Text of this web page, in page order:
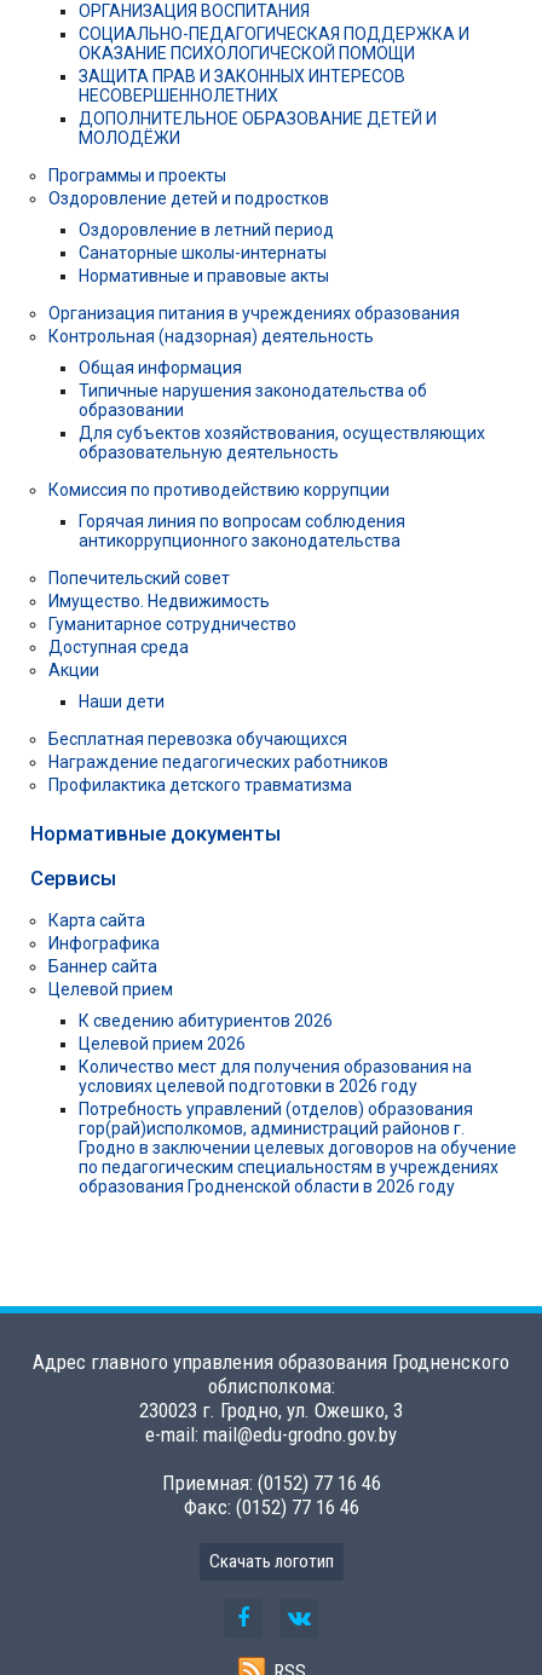
ОРГАНИЗАЦИЯ ВОСПИТАНИЯ
СОЦИАЛЬНО-ПЕДАГОГИЧЕСКАЯ ПОДДЕРЖКА И
ОКАЗАНИЕ ПСИХОЛОГИЧЕСКОЙ ПОМОЩИ
ЗАЩИТА ПРАВ И ЗАКОННЫХ ИНТЕРЕСОВ
НЕСОВЕРШЕННОЛЕТНИХ
ДОПОЛНИТЕЛЬНОЕ ОБРАЗОВАНИЕ ДЕТЕЙ И
МОЛОДЁЖИ
Программы и проекты
Оздоровление детей и подростков
Оздоровление в летний период
Санаторные школы-интернаты
Нормативные и правовые акты
Организация питания в учреждениях образования
Контрольная (надзорная) деятельность
Общая информация
Типичные нарушения законодательства об
образовании
Для субъектов хозяйствования, осуществляющих
образовательную деятельность
Комиссия по противодействию коррупции
Горячая линия по вопросам соблюдения
антикоррупционного законодательства
Попечительский совет
Имущество. Недвижимость
Гуманитарное сотрудничество
Доступная среда
Акции
Наши дети
Бесплатная перевозка обучающихся
Награждение педагогических работников
Профилактика детского травматизма
Нормативные документы
Сервисы
Карта сайта
Инфографика
Баннер сайта
Целевой прием
К сведению абитуриентов 2026
Целевой прием 2026
Количество мест для получения образования на
условиях целевой подготовки в 2026 году
Потребность управлений (отделов) образования
гор(рай)исполкомов, администраций районов г.
Гродно в заключении целевых договоров на обучение
по педагогическим специальностям в учреждениях
образования Гродненской области в 2026 году
Адрес главного управления образования Гродненского
облисполкома:
230023 г. Гродно, ул. Ожешко, 3
e-mail: mail@edu-grodno.gov.by
Приемная: (0152) 77 16 46
Факс: (0152) 77 16 46
Скачать логотип